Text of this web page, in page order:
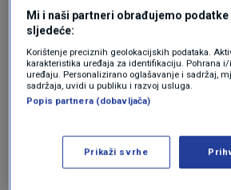
Hodanje bosih nogu u
svlačionicama
Loša higijena
Nošenje zatvorene i znojne
Mi i naši partneri obrađujemo
sljedeće:
Korištenje preciznih geolokacijskih podataka.
karakteristika uređaja za identifikaciju. Pohrana
uređaju. Personalizirano oglašavanje i sadržaj,
sadržaja, uvidi u publiku i razvoj usluga.
Popis partnera (dobavljača)
Prikaži svrhe